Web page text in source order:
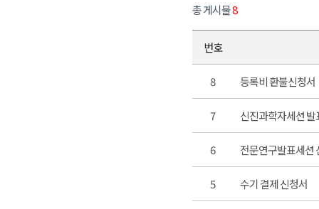
총 게시물8
번호
8 등록비 환불신청서
7 신진과학자세션
6 전문연구발표세션
5 수기 결제 신청서